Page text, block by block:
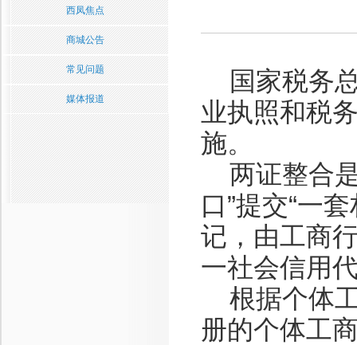
西凤焦点
商城公告
常见问题
媒体报道
国家税务
业执照和税
施。
两证整合是
口”提交“一
记，由工商
一社会信用
根据个体
册的个体工